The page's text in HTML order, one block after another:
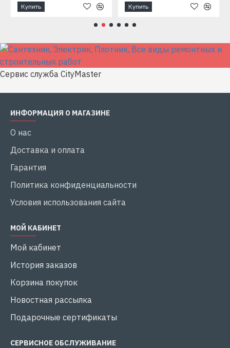
Купить Купить
Сервис служба CityMaster
ИНФОРМАЦИЯ О МАГАЗИНЕ
О нас
Доставка и оплата
Гарантия
Политика конфиденциальности
Условия использования сайта
МОЙ КАБИНЕТ
Мой кабинет
История заказов
Корзина покупок
Новостная рассылка
Подарочные сертификаты
СЕРВИСНОЕ ОБСЛУЖИВАНИЕ